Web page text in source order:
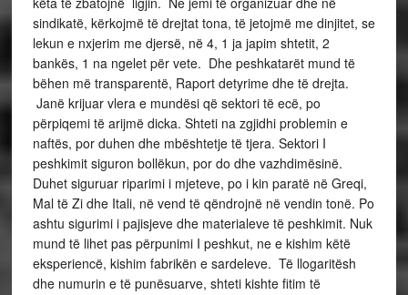
sindikatë, kërkojmë të drejtat tona, të jetojmë me dinjitet, se
lekun e nxjerim me djersë, në 4, 1 ja japim shtetit, 2
bankës, 1 na ngelet për vete. Dhe peshkatarët mund të
bëhen më transparentë, Raport detyrime dhe të drejta.
Janë krijuar vlera e mundësi që sektori të ecë, po
përpiqemi të arijmë dicka. Shteti na zgjidhi problemin e
naftës, por duhen dhe mbështetje të tjera. Sektori I
peshkimit siguron bollëkun, por do dhe vazhdimësinë.
Duhet siguruar riparimi i mjeteve, po i kin paratë në Greqi,
Mal të Zi dhe Itali, në vend të qëndrojnë në vendin tonë. Po
ashtu sigurimi i pajisjeve dhe materialeve të peshkimit. Nuk
mund të lihet pas përpunimi I peshkut, ne e kishim këtë
eksperiencë, kishim fabrikën e sardeleve. Të llogaritësh
dhe numurin e të punësuarve, shteti kishte fitim të